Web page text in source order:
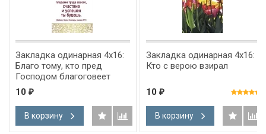
Закладка одинарная 4x16:
Благо тому, кто пред
Господом благоговеет
10 ₽
В корзину
Закладка одинарная 4x16:
Кто с верою взирал
10 ₽
В корзину